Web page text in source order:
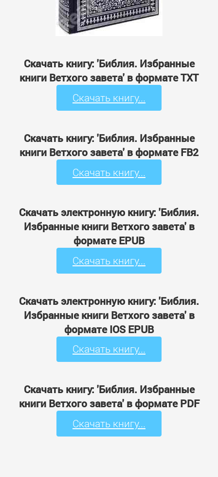
Скачать книгу: 'Библия. Избранные
книги Ветхого завета' в формате TXT
Скачать книгу...
Скачать книгу: 'Библия. Избранные
книги Ветхого завета' в формате FB2
Скачать книгу...
Скачать электронную книгу: 'Библия.
Избранные книги Ветхого завета' в
формате EPUB
Скачать книгу...
Скачать электронную книгу: 'Библия.
Избранные книги Ветхого завета' в
формате IOS EPUB
Скачать книгу...
Скачать книгу: 'Библия. Избранные
книги Ветхого завета' в формате PDF
Скачать книгу...